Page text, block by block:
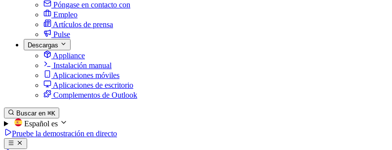
Póngase en contacto con
Empleo
Artículos de prensa
Pulse
Descargas
Appliance
Instalación manual
Aplicaciones móviles
Aplicaciones de escritorio
Complementos de Outlook
Buscar en ⌘K
Español es
Pruebe la demostración en directo